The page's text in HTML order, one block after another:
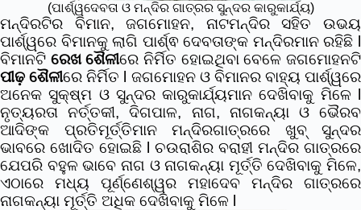
(ପାର୍ଶ୍ୱଦେବତା ଓ ମନ୍ଦିର ଗାତ୍ରର ସୁନ୍ଦର କାରୁକାର୍ଯ୍ୟ)
ମନ୍ଦିରଟିର ବିମାନ, ଜଗମୋହନ, ନାଟମନ୍ଦିର ସହିତ ଉଭୟ
ପାର୍ଶ୍ୱରେ ବିମାନକୁ ଲାଗି ପାର୍ଶ୍ଵ ଦେବତାଙ୍କ ମନ୍ଦିରମାନ ରହିଛି l
ବିମାନଟି ରେଖ ଶୈଳୀରେ ନିର୍ମିତ ହୋଇଥିବା ବେଳେ ଜଗମୋହନଟି
ପୀଢ଼ ଶୈଳୀରେ ନିର୍ମିତ l ଜଗମୋହନ ଓ ବିମାନର ବାହ୍ୟ ପାର୍ଶ୍ୱରେ
ଅନେକ ସୁକ୍ଷ୍ମ ଓ ସୁନ୍ଦର କାରୁକାର୍ଯ୍ୟମାନ ଦେଖିବାକୁ ମିଳେ l
ନୃତ୍ୟରତା ନର୍ତ୍ତକୀ, ଦିଗପାଳ, ନାଗ, ନାଗକନ୍ୟା ଓ ଭୈରବ
ଆଦିଙ୍କ ପ୍ରତିମୂର୍ତ୍ତିମାନ ମନ୍ଦିରଗାତ୍ରରେ ଖୁବ୍ ସୁନ୍ଦର
ଭାବରେ ଖୋଦିତ ହୋଇଛି l ଚଉରାଶିର ବରାହୀ ମନ୍ଦିର ଗାତ୍ରରେ
ଯେପରି ବହୁଳ ଭାବେ ନାଗ ଓ ନାଗକନ୍ୟା ମୂର୍ତ୍ତି ଦେଖିବାକୁ ମିଳେ,
ଏଠାରେ ମଧ୍ୟ ପୂର୍ଣ୍ଣେଶ୍ୱର ମହାଦେବ ମନ୍ଦିର ଗାତ୍ରରେ
ନାଗକନ୍ୟା ମୂର୍ତ୍ତି ଅଧିକ ଦେଖିବାକୁ ମିଳେ l